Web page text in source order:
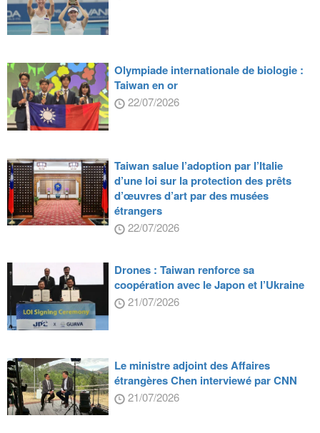
Olympiade internationale de biologie :
Taiwan en or
22/07/2026
Taiwan salue l’adoption par l’Italie
d’une loi sur la protection des prêts
d’œuvres d’art par des musées
étrangers
22/07/2026
Drones : Taiwan renforce sa
coopération avec le Japon et l’Ukraine
21/07/2026
Le ministre adjoint des Affaires
étrangères Chen interviewé par CNN
21/07/2026